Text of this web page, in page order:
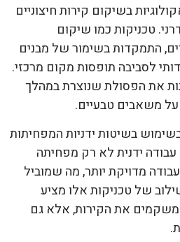
בשיקום קירות חיצוניים
טכניקות כמו שיקום
התמקדות בשימור של מבנים
לסביבה תופסות מקום מרכזי.
את הפסולת שנוצרת במהלך
משאבים טבעיים.
בשיטות ידניות המפחיתות
ידנית לא רק מפחיתה
מדויקת יותר, מה שמוביל
של טכניקות אלו מציע
את הקירות, אלא גם